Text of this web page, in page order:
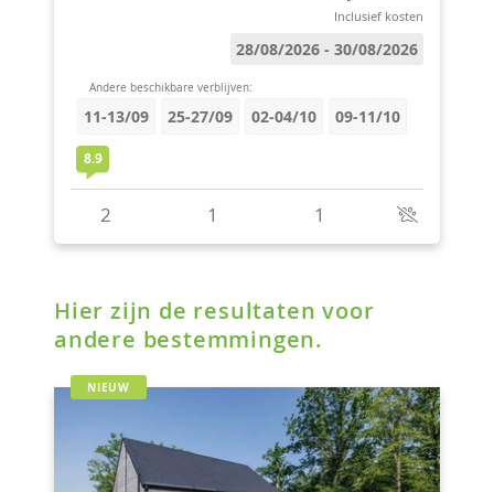
Hier zijn de resultaten voor
andere bestemmingen.